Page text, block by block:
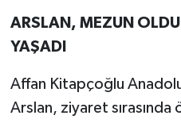
ARSLAN, MEZUN
YAŞADI
Affan Kitapçoğlu
Arslan, ziyaret